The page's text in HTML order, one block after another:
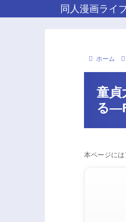
同人漫画ライ
ホーム
童貞
る
本ページに